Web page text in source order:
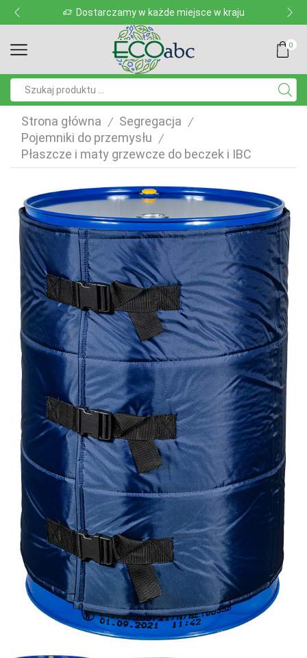
Dostarczamy w każde miejsce w kraju
0
Strona główna / Segregacja /
Pojemniki do przemysłu /
Płaszcze i maty grzewcze do beczek i IBC